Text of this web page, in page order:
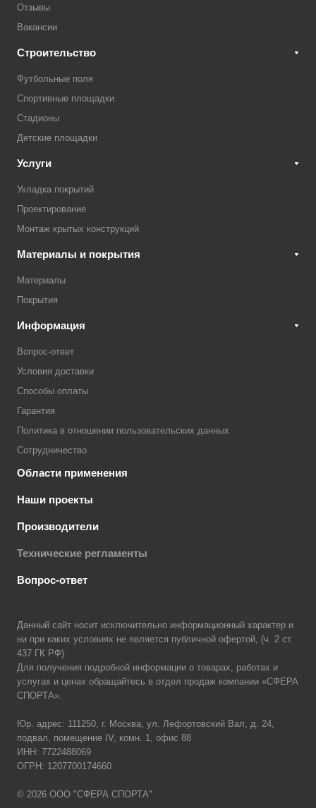
Отзывы
Вакансии
Строительство
Футбольные поля
Спортивные площадки
Стадионы
Детские площадки
Услуги
Укладка покрытий
Проектирование
Монтаж крытых конструкций
Материалы и покрытия
Материалы
Покрытия
Информация
Вопрос-ответ
Условия доставки
Способы оплаты
Гарантия
Политика в отношении пользовательских данных
Сотрудничество
Области применения
Наши проекты
Производители
Технические регламенты
Вопрос-ответ
Данный сайт носит исключительно информационный характер и
ни при каких условиях не является публичной офертой, (ч. 2 ст.
437 ГК РФ).
Для получения подробной информации о товарах, работах и
услугах и ценах обращайтесь в отдел продаж компании «СФЕРА
СПОРТА».
Юр. адрес: 111250, г. Москва, ул. Лефортовский Вал, д. 24,
подвал, помещение IV, комн. 1, офис 88
ИНН: 7722488069
ОГРН: 1207700174660
© 2026 ООО "СФЕРА СПОРТА"